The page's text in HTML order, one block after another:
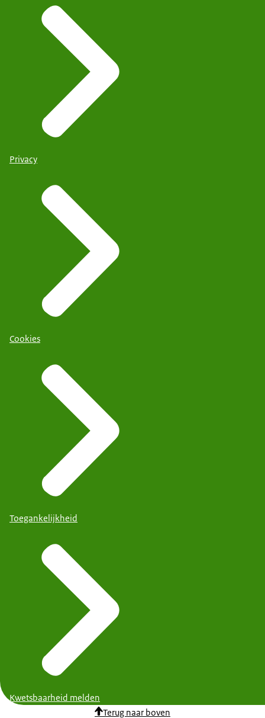
Privacy
Cookies
Toegankelijkheid
Kwetsbaarheid melden
Terug naar boven